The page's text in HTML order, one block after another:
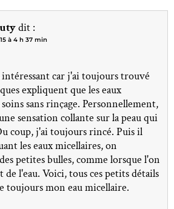
dit :
à 4 h 37 min
car j'ai toujours trouvé
expliquent que les eaux
sans rinçage. Personnellement,
sensation collante sur la peau qui
coup, j'ai toujours rincé. Puis il
les eaux micellaires, on
petites bulles, comme lorsque l'on
de l'eau. Voici, tous ces petits détails
toujours mon eau micellaire.